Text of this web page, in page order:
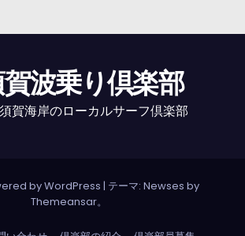
波乗り倶楽部
賀海岸のローカルサーフ倶楽部
by WordPress | テーマ: Newses by
Themeansar。